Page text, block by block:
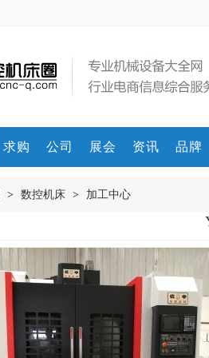
求购 公司 展会 资讯 品牌
> 数控机床 > 加工中心